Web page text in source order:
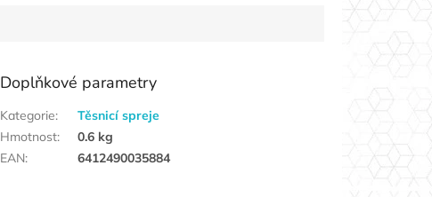
Doplňkové parametry
Kategorie:
Těsnicí spreje
Hmotnost:
0.6 kg
EAN: 6412490035884